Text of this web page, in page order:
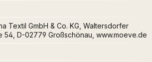
Textil GmbH & Co. KG, Waltersdorfer
54, D-02779 Großschönau, www.moeve.de